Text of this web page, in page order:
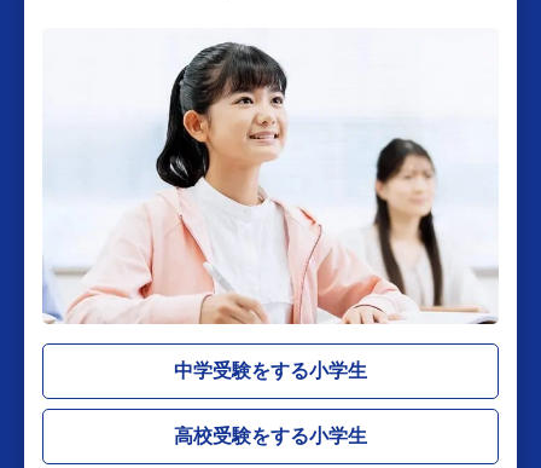
中学受験をする小学生
高校受験をする小学生